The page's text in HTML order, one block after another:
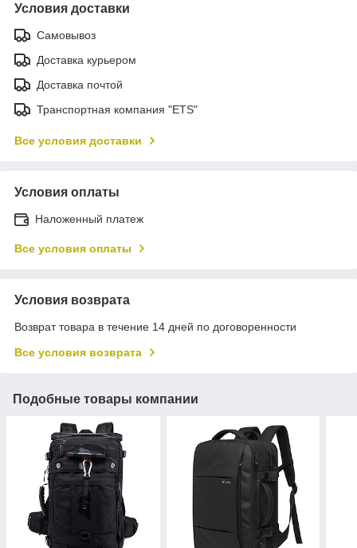
Условия доставки
Самовывоз
Доставка курьером
Доставка почтой
Транспортная компания "ETS"
Все условия доставки
Условия оплаты
Наложенный платеж
Все условия оплаты
Условия возврата
Возврат товара в течение 14 дней по договоренности
Все условия возврата
Подобные товары компании